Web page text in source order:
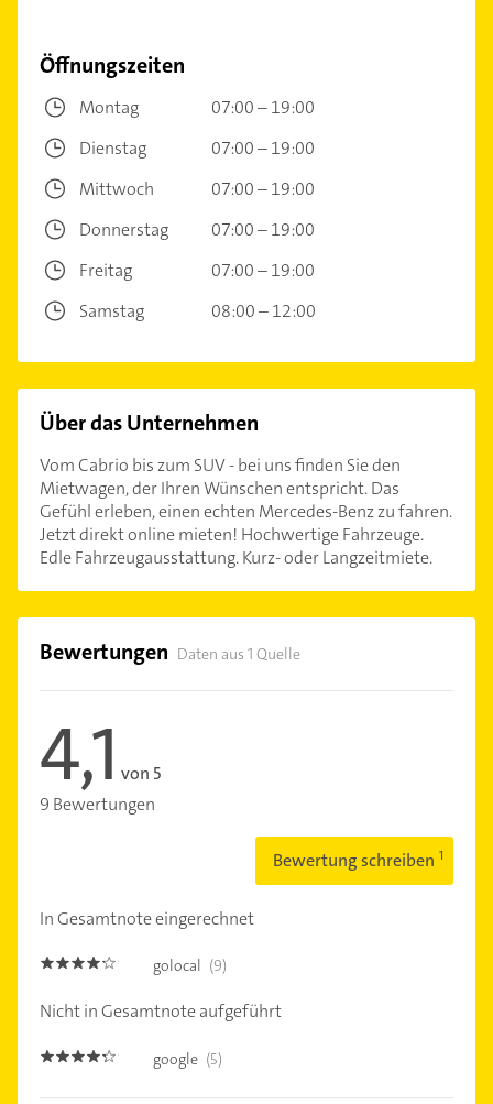
Öffnungszeiten
Montag
07:00 – 19:00
Dienstag
07:00 – 19:00
Mittwoch
07:00 – 19:00
Donnerstag
07:00 – 19:00
Freitag
07:00 – 19:00
Samstag
08:00 – 12:00
Über das Unternehmen
Vom Cabrio bis zum SUV - bei uns finden Sie den
Mietwagen, der Ihren Wünschen entspricht. Das
Gefühl erleben, einen echten Mercedes-Benz zu fahren.
Jetzt direkt online mieten! Hochwertige Fahrzeuge.
Edle Fahrzeugausstattung. Kurz- oder Langzeitmiete.
Bewertungen Daten aus 1 Quelle
4,1 von 5
9 Bewertungen
Bewertung schreiben
In Gesamtnote eingerechnet
4.1 golocal (9)
Nicht in Gesamtnote aufgeführt
4.2000003 google (5)